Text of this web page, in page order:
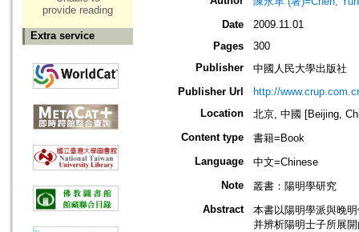
provide reading
Extra service
Date
2009.11.01
Pages
300
Publisher
中國人民大學出版社
Publisher Url
http://
Location
北京, 中國 [Beijing,
Content type
書籍=Book
Language
中文=Chinese
Note
叢書：陽明學研究
Abstract
本書以陽明學派與晚
并辨析陽明士子所展